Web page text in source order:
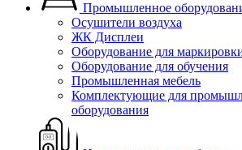
Промышленное
Осушители воздуха
ЖК Дисплеи
Оборудование для
Оборудование для обучения
Промышленная мебель
Комплектующие для
оборудования